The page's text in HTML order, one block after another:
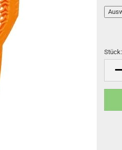
Stück:
Stück